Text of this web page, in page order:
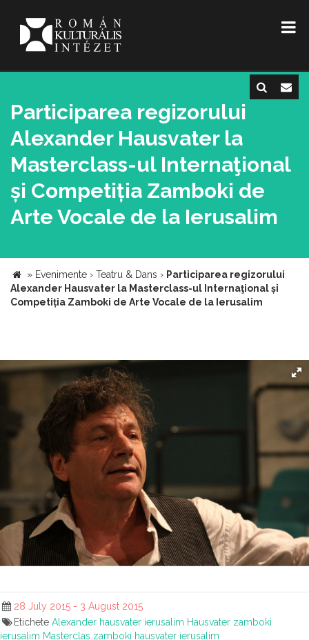
Participarea regizorului
Alexander Hausvater la
Masterclass-ul Internaţional
și Competiția Zamboki de
Arte Vocale de la Ierusalim
» Evenimente › Teatru & Dans › Participarea regizorului
Alexander Hausvater la Masterclass-ul Internaţional și
Competiția Zamboki de Arte Vocale de la Ierusalim
28 July 2015 - 3 August 2015
Etichete Alexander hausvater ierusalim Hausvater zamboki
ierusalim Masterclas zamboki hausvater ierusalim